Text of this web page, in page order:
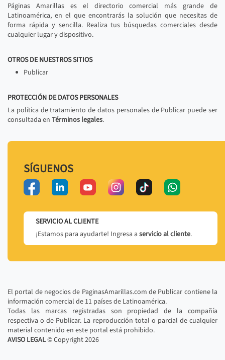
Páginas Amarillas es el directorio comercial más grande de
Latinoamérica, en el que encontrarás la solución que necesitas de
forma rápida y sencilla. Realiza tus búsquedas comerciales desde
cualquier lugar y dispositivo.
OTROS DE NUESTROS SITIOS
Publicar
PROTECCIÓN DE DATOS PERSONALES
La política de tratamiento de datos personales de Publicar puede ser
consultada en Términos legales.
SÍGUENOS
SERVICIO AL CLIENTE
¡Estamos para ayudarte! Ingresa a servicio al cliente.
El portal de negocios de PaginasAmarillas.com de Publicar contiene la
información comercial de 11 países de Latinoamérica.
Todas las marcas registradas son propiedad de la compañía
respectiva o de Publicar. La reproducción total o parcial de cualquier
material contenido en este portal está prohibido.
AVISO LEGAL© Copyright2026